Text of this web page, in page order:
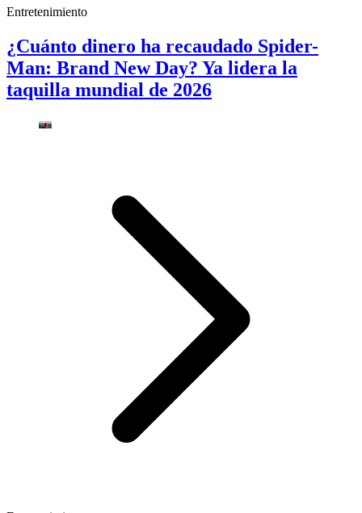
Entretenimiento
¿Cuánto dinero ha recaudado Spider-
Man: Brand New Day? Ya lidera la
taquilla mundial de 2026